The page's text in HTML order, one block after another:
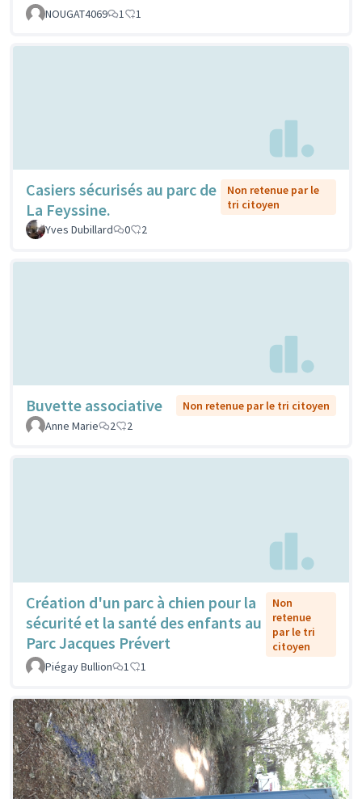
NOUGAT4069 1 1
Casiers sécurisés au parc de
La Feyssine.
Non retenue par le
tri citoyen
Yves Dubillard
0 2
Buvette associative
Non retenue par le tri citoyen
Anne Marie
2 2
Création d'un parc à chien pour la
sécurité et la santé des enfants au
Parc Jacques Prévert
Non
retenue
par le tri
citoyen
Piégay Bullion
1 1